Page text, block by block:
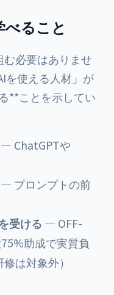
ること
必要はありませ
を使える人材」が
**ことを示してい
— ChatGPTや
— プロンプトの前
受ける — OFF-
助成で実質負
は対象外）